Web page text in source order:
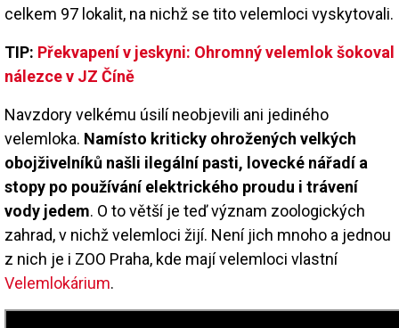
celkem 97 lokalit, na nichž se tito velemloci vyskytovali.
TIP: Překvapení v jeskyni: Ohromný velemlok šokoval
nálezce v JZ Číně
Navzdory velkému úsilí neobjevili ani jediného
velemloka. Namísto kriticky ohrožených velkých
obojživelníků našli ilegální pasti, lovecké nářadí a
stopy po používání elektrického proudu i trávení
vody jedem. O to větší je teď význam zoologických
zahrad, v nichž velemloci žijí. Není jich mnoho a jednou
z nich je i ZOO Praha, kde mají velemloci vlastní
Velemlokárium.